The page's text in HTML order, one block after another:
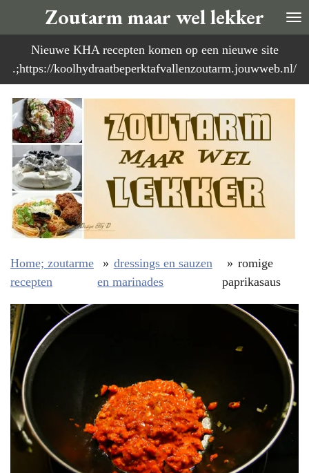
direct
naar
de
Zoutarm maar wel lekker
Nieuwe KHA recepten komen op een nieuwe site
.;https://koolhydraatbeperktafvallenzoutarm.jouwweb.nl/
Home; zoutarme
recepten
» dressings en sauzen
en marinades
» romige
paprikasaus